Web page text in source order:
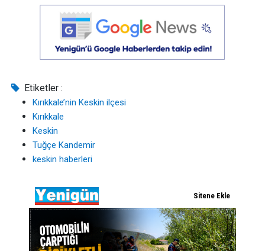
Etiketler :
Kırıkkale’nin Keskin ilçesi
Kırıkkale
Keskin
Tuğçe Kandemir
keskin haberleri